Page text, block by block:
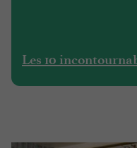
Les 10